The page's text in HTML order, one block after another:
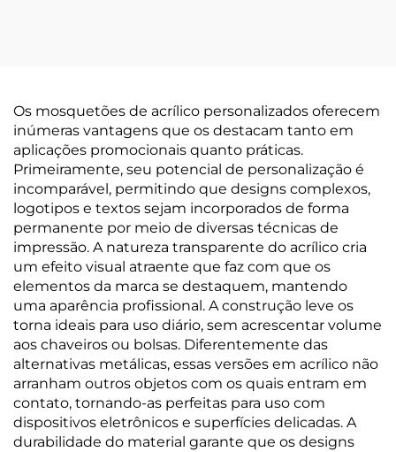
Os mosquetões de acrílico personalizados oferecem
inúmeras vantagens que os destacam tanto em
aplicações promocionais quanto práticas.
Primeiramente, seu potencial de personalização é
incomparável, permitindo que designs complexos,
logotipos e textos sejam incorporados de forma
permanente por meio de diversas técnicas de
impressão. A natureza transparente do acrílico cria
um efeito visual atraente que faz com que os
elementos da marca se destaquem, mantendo
uma aparência profissional. A construção leve os
torna ideais para uso diário, sem acrescentar volume
aos chaveiros ou bolsas. Diferentemente das
alternativas metálicas, essas versões em acrílico não
arranham outros objetos com os quais entram em
contato, tornando-as perfeitas para uso com
dispositivos eletrônicos e superfícies delicadas. A
durabilidade do material garante que os designs